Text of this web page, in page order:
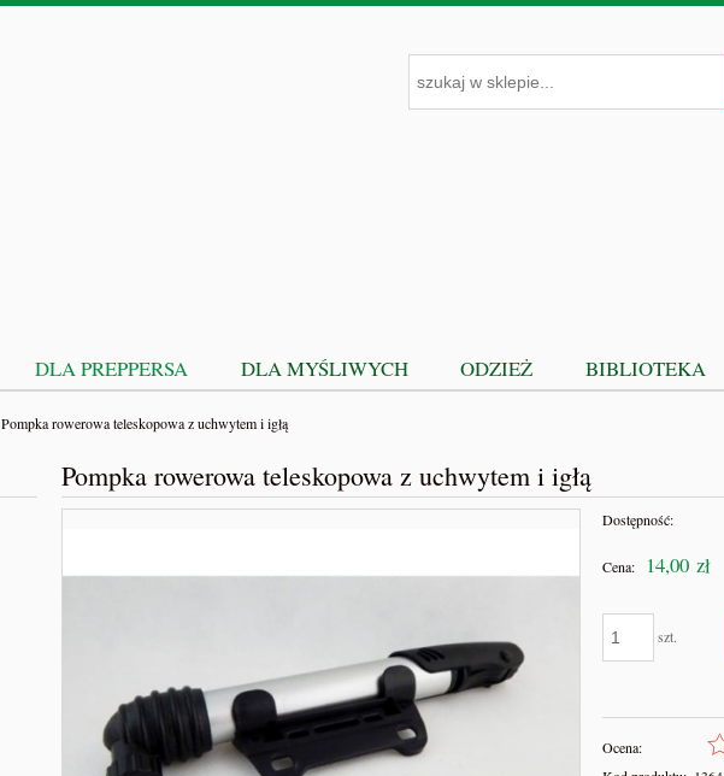
DLA PREPPERSA DLA MYŚLIWYCH ODZIEŻ BIBLIOTEKA
Pompka rowerowa teleskopowa z uchwytem i igłą
Pompka rowerowa teleskopowa z uchwytem i igłą
Dostępność:
Cena: 14,00 zł
szt.
Ocena: